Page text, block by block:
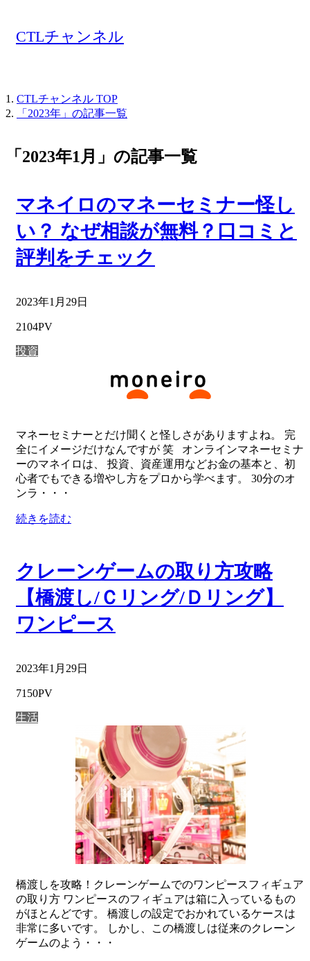
CTLチャンネル
CTLチャンネル TOP
「2023年」の記事一覧
「2023年1月」の記事一覧
マネイロのマネーセミナー怪し
い？ なぜ相談が無料？口コミと
評判をチェック
2023年1月29日
2104PV
投資
マネーセミナーとだけ聞くと怪しさがありますよね。 完
全にイメージだけなんですが 笑 オンラインマネーセミナ
ーのマネイロは、 投資、資産運用などお金の基本と、初
心者でもできる増やし方をプロから学べます。 30分のオ
ンラ・・・
続きを読む
クレーンゲームの取り方攻略
【橋渡し/Ｃリング/Ｄリング】
ワンピース
2023年1月29日
7150PV
生活
橋渡しを攻略！クレーンゲームでのワンピースフィギュア
の取り方 ワンピースのフィギュアは箱に入っているもの
がほとんどです。 橋渡しの設定でおかれているケースは
非常に多いです。 しかし、この橋渡しは従来のクレーン
ゲームのよう・・・